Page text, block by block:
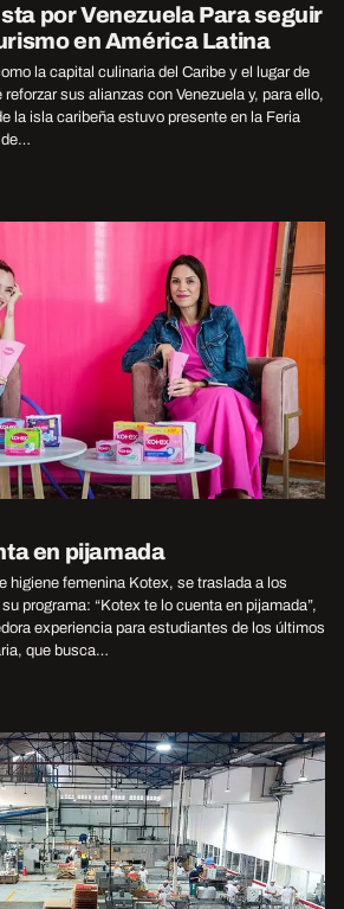
por Venezuela Para seguir
en América Latina
la capital culinaria del Caribe y el lugar de
sus alianzas con Venezuela y, para ello,
la isla caribeña estuvo presente en la Feria
de…
en pijamada
higiene femenina Kotex, se traslada a los
programa: “Kotex te lo cuenta en pijamada”,
experiencia para estudiantes de los últimos
que busca…